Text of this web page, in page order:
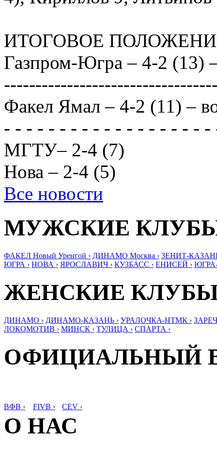
ИТОГОВОЕ
Газпром-Югра – 4-2 (13)
Факел Ямал – 4-2 (11) –
- - - - - - - - - - - - - - - - - -
МГТУ– 2-4 (7)
Нова – 2-4 (5)
Все новости
МУЖСКИЕ
ФАКЕЛ Новый Уренгой › ДИНАМО Москва › ЗЕНИТ-
ЮГРА › НОВА › ЯРОСЛАВИЧ › КУЗБАСС › ЕНИСЕЙ ›
ЖЕНСКИЕ
ДИНАМО › ДИНАМО-КАЗАНЬ › УРАЛОЧКА-НТМК ›
ЛОКОМОТИВ › МИНСК › ТУЛИЦА › СПАРТА ›
ОФИЦИАЛЬНЫЙ
ВФВ › FIVB › CEV ›
О НАС